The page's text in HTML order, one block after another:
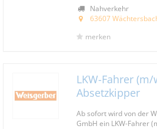
Nahverkehr
63607
merken
LKW-Fahrer
Absetzkipper
Ab sofort wird von der
GmbH ein LKW-Fahrer